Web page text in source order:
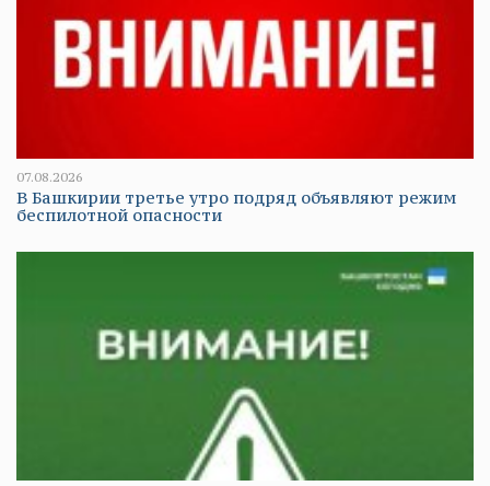
07.08.2026
В Башкирии третье утро подряд объявляют режим
беспилотной опасности